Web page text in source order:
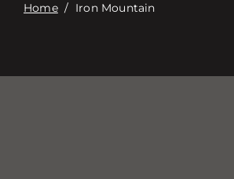
Home/ Iron Mountain